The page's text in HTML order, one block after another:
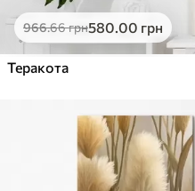
966.66грн580.00 грн
Теракота